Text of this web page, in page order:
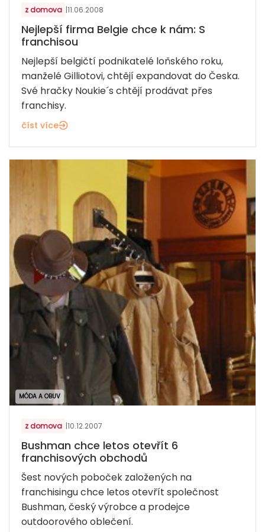
z domova |11.06.2008
Nejlepší firma Belgie chce k nám: S
franchisou
Nejlepší belgičtí podnikatelé loňského roku,
manželé Gilliotovi, chtějí expandovat do Česka.
Své hračky Noukie´s chtějí prodávat přes
franchisy.
číst více
MÓDA A OBUV
z domova |10.12.2007
Bushman chce letos otevřít 6
franchisových obchodů
Šest nových poboček založených na
franchisingu chce letos otevřít společnost
Bushman, český výrobce a prodejce
outdoorového oblečení.